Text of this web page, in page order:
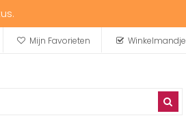
Mijn Favorieten Winkelmandje